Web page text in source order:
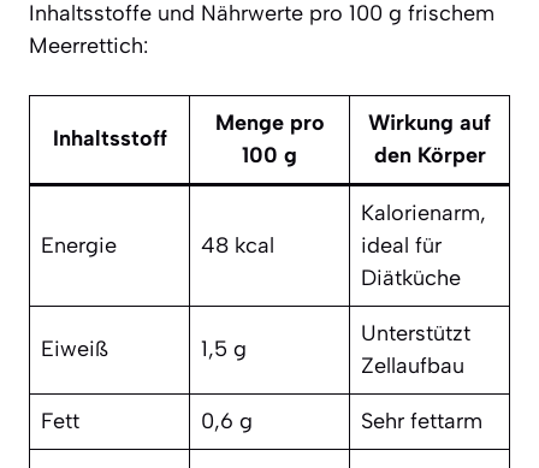
Inhaltsstoffe und Nährwerte pro 100 g frischem
Meerrettich:
Inhaltsstoff
Menge pro
100 g
Wirkung auf
den Körper
Energie 48 kcal
Kalorienarm,
ideal für
Diätküche
Eiweiß 1,5 g
Unterstützt
Zellaufbau
Fett 0,6 g Sehr fettarm